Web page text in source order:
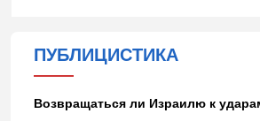
ПУБЛИЦИСТИКА
Возвращаться ли Израилю к